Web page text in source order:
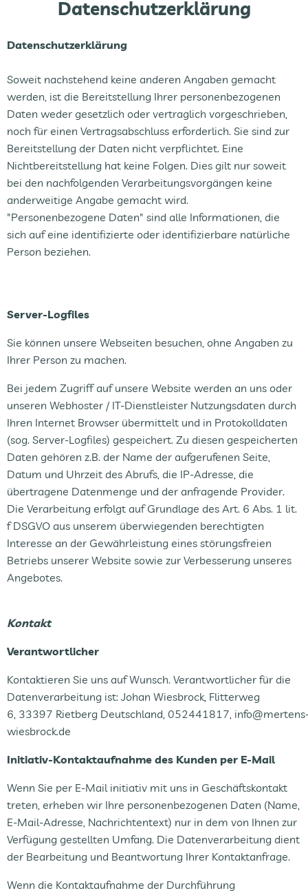
Fleisch & Fisch
Bäckerei
Vorratskammer
Süßes & Salziges
Getränke
Drogerie
Datenschutzerklärung
Datenschutzerklärung
Soweit nachstehend keine anderen Angaben gemacht
werden, ist die Bereitstellung Ihrer personenbezogenen
Daten weder gesetzlich oder vertraglich vorgeschrieben,
noch für einen Vertragsabschluss erforderlich. Sie sind zur
Bereitstellung der Daten nicht verpflichtet. Eine
Nichtbereitstellung hat keine Folgen. Dies gilt nur soweit
bei den nachfolgenden Verarbeitungsvorgängen keine
anderweitige Angabe gemacht wird.
"Personenbezogene Daten" sind alle Informationen, die
sich auf eine identifizierte oder identifizierbare natürliche
Person beziehen.
Server-Logfiles
Sie können unsere Webseiten besuchen, ohne Angaben zu
Ihrer Person zu machen.
Bei jedem Zugriff auf unsere Website werden an uns oder
unseren Webhoster / IT-Dienstleister Nutzungsdaten durch
Ihren Internet Browser übermittelt und in Protokolldaten
(sog. Server-Logfiles) gespeichert. Zu diesen gespeicherten
Daten gehören z.B. der Name der aufgerufenen Seite,
Datum und Uhrzeit des Abrufs, die IP-Adresse, die
übertragene Datenmenge und der anfragende Provider.
Die Verarbeitung erfolgt auf Grundlage des Art. 6 Abs. 1 lit.
f DSGVO aus unserem überwiegenden berechtigten
Interesse an der Gewährleistung eines störungsfreien
Betriebs unserer Website sowie zur Verbesserung unseres
Angebotes.
Kontakt
Verantwortlicher
Kontaktieren Sie uns auf Wunsch. Verantwortlicher für die
Datenverarbeitung ist: Johan Wiesbrock, Flitterweg
6, 33397 Rietberg Deutschland, 052441817,
wiesbrock.de
Initiativ-Kontaktaufnahme des Kunden per E-Mail
Wenn Sie per E-Mail initiativ mit uns in Geschäftskontakt
treten, erheben wir Ihre personenbezogenen Daten (Name,
E-Mail-Adresse, Nachrichtentext) nur in dem von Ihnen zur
Verfügung gestellten Umfang. Die Datenverarbeitung dient
der Bearbeitung und Beantwortung Ihrer Kontaktanfrage.
Wenn die Kontaktaufnahme der Durchführung